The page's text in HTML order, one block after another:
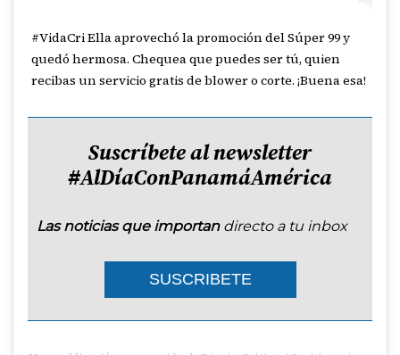
#VidaCri Ella aprovechó la promoción del Súper 99 y
quedó hermosa. Chequea que puedes ser tú, quien
recibas un servicio gratis de blower o corte. ¡Buena esa!
Suscríbete al newsletter
#AlDíaConPanamáAmérica
Las noticias que importan directo a tu inbox
SUSCRIBETE